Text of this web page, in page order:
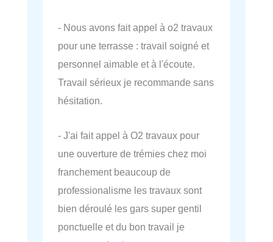
- Nous avons fait appel à o2 travaux
pour une terrasse : travail soigné et
personnel aimable et à l'écoute.
Travail sérieux je recommande sans
hésitation.
- J'ai fait appel à O2 travaux pour
une ouverture de trémies chez moi
franchement beaucoup de
professionalisme les travaux sont
bien déroulé les gars super gentil
ponctuelle et du bon travail je